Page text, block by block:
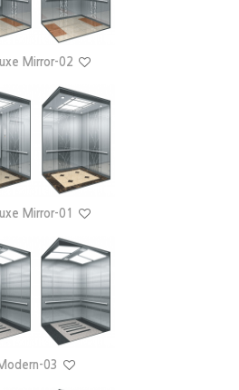
Mirror-02
Mirror-01
03